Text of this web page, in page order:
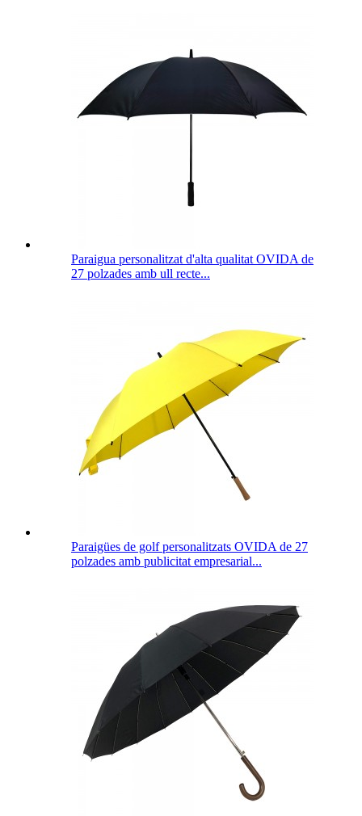
Paraigua personalitzat d'alta qualitat OVIDA de
27 polzades amb ull recte...
Paraigües de golf personalitzats OVIDA de 27
polzades amb publicitat empresarial...